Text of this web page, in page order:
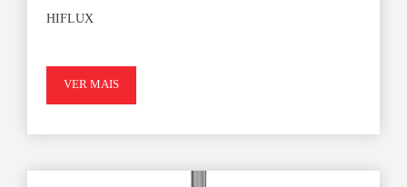
HIFLUX
VER MAIS